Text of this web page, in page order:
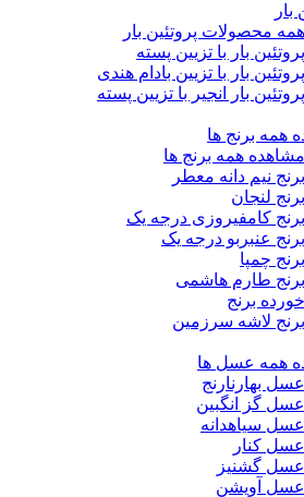
بار
همه محصولات پروتئین بار
پروتئین بار با تزیین پسته
پروتئین بار با تزیین بادام هندی
پروتئین بار انجیر با تزیین پسته
همه برنج ها
مشاهده همه برنج ها
برنج نیم دانه معطر
برنج لنجان
برنج کامفیروزی درجه یک
برنج عنبربو درجه یک
برنج چمپا
برنج طارم هاشمی
خورده برنج
برنج لاشه سرزمین
همه عسل ها
عسل بهارنارنج
عسل گز انگبین
عسل سیاهدانه
عسل کنار
عسل گشنیز
عسل آویشن